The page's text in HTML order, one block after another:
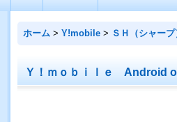
ホーム > Y!mobile > ＳＨ（シャー
Ｙ！ｍｏｂｉｌｅ Android